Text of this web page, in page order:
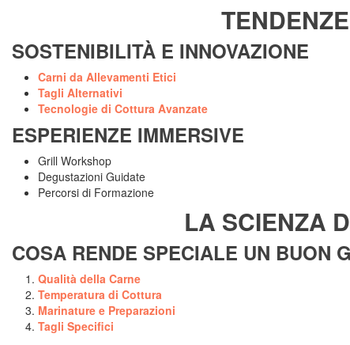
SOSTENIBILITÀ E INNOVAZIONE
Carni da Allevamenti Etici
Tagli Alternativi
Tecnologie di Cottura Avanzate
ESPERIENZE IMMERSIVE
Grill Workshop
Degustazioni Guidate
Percorsi di Formazione
LA SCIENZA
COSA RENDE SPECIALE UN BUON
Qualità della Carne
Temperatura di Cottura
Marinature e Preparazioni
Tagli Specifici